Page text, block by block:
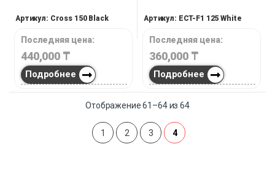
Артикул: Cross 150 Black
Последняя цена:
440,000 ₸
Подробнее
Артикул: ECT-F1 125 White
Последняя цена:
360,000 ₸
Подробнее
Отображение 61–64 из 64
1 2 3 4